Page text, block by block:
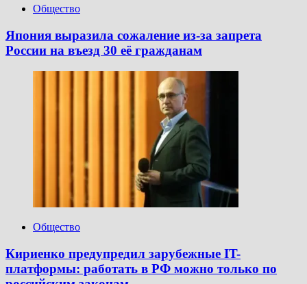
Общество
Япония выразила сожаление из-за запрета
России на въезд 30 её гражданам
Общество
Кириенко предупредил зарубежные IT-
платформы: работать в РФ можно только по